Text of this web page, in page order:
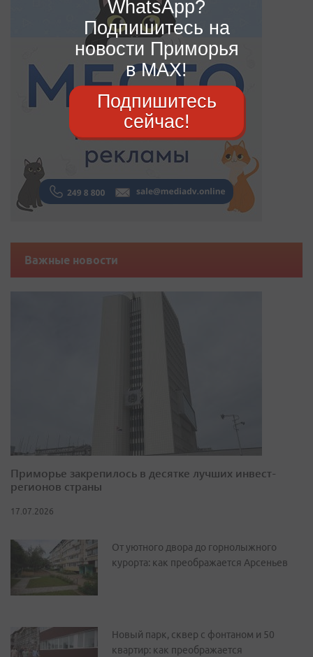
Важные новости
Приморье закрепилось в десятке лучших инвест-
регионов страны
17.07.2026
От уютного двора до горнолыжного
курорта: как преображается Арсеньев
Новый парк, сквер с фонтаном и 50
квартир: как преображается
WhatsApp?
Подпишитесь на
новости Приморья
в MAX!
Подпишитесь
сейчас!